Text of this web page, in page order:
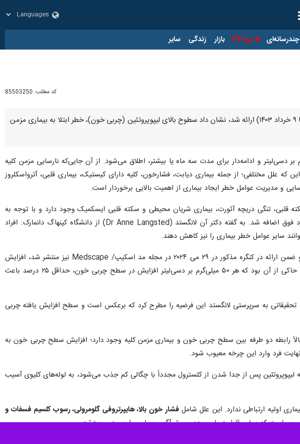
چندرسانه‌ای ایرنا TV بازار زندگی سایر
کد مطلب: 85503250